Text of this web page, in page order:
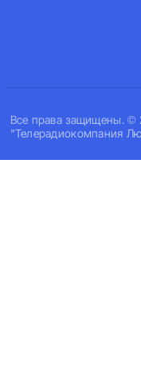
Все права защищены.
"Телерадиокомпания